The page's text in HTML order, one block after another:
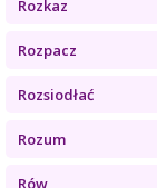
Rozkaz
Rozpacz
Rozsiodłać
Rozum
Rów